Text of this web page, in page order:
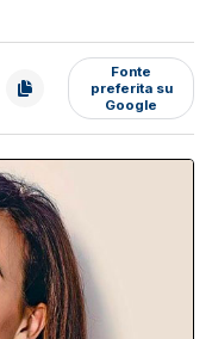
Fonte
preferita su
Google